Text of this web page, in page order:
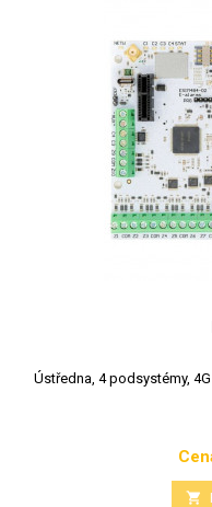
Ústředna, 4 podsystémy,
